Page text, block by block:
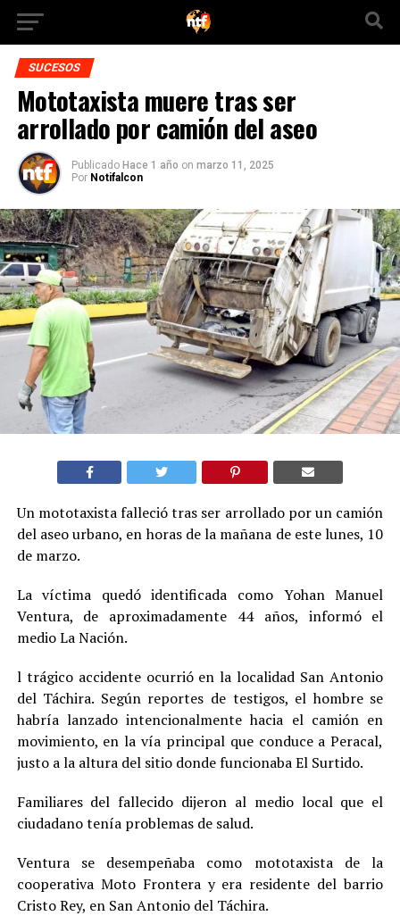
SUCESOS
Mototaxista muere tras ser
arrollado por camión del aseo
Publicado Hace 1 año on marzo 11, 2025
Por Notifalcon
Un mototaxista falleció tras ser arrollado por un camión
del aseo urbano, en horas de la mañana de este lunes, 10
de marzo.
La víctima quedó identificada como Yohan Manuel
Ventura, de aproximadamente 44 años, informó el
medio La Nación.
l trágico accidente ocurrió en la localidad San Antonio
del Táchira. Según reportes de testigos, el hombre se
habría lanzado intencionalmente hacia el camión en
movimiento, en la vía principal que conduce a Peracal,
justo a la altura del sitio donde funcionaba El Surtido.
Familiares del fallecido dijeron al medio local que el
ciudadano tenía problemas de salud.
Ventura se desempeñaba como mototaxista de la
cooperativa Moto Frontera y era residente del barrio
Cristo Rey, en San Antonio del Táchira.